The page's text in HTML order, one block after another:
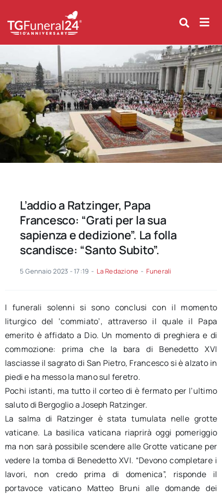
content
L’addio a Ratzinger, Papa
Francesco: “Grati per la sua
sapienza e dedizione”. La folla
scandisce: “Santo Subito”.
5 Gennaio 2023 - 17:19 - La Redazione - Funerali
I funerali solenni si sono conclusi con il momento
liturgico del ‘commiato’, attraverso il quale il Papa
emerito è affidato a Dio. Un momento di preghiera e di
commozione: prima che la bara di Benedetto XVI
lasciasse il sagrato di San Pietro, Francesco si è alzato in
piedi e ha messo la mano sul feretro.
Pochi istanti, ma tutto il corteo di è fermato per l’ultimo
saluto di Bergoglio a Joseph Ratzinger.
La salma di Ratzinger è stata tumulata nelle grotte
vaticane. La basilica vaticana riaprirà oggi pomeriggio
ma non sarà possibile scendere alle Grotte vaticane per
vedere la tomba di Benedetto XVI. “Devono completare i
lavori, non credo prima di domenica”, risponde il
portavoce vaticano Matteo Bruni alle domande dei